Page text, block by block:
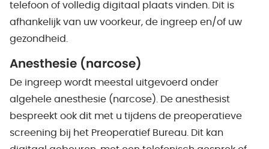
telefoon of volledig digitaal plaats vinden. Dit is
afhankelijk van uw voorkeur, de ingreep en/of uw
gezondheid.
Anesthesie (narcose)
De ingreep wordt meestal uitgevoerd onder
algehele anesthesie (narcose). De anesthesist
bespreekt ook dit met u tijdens de preoperatieve
screening bij het Preoperatief Bureau. Dit kan